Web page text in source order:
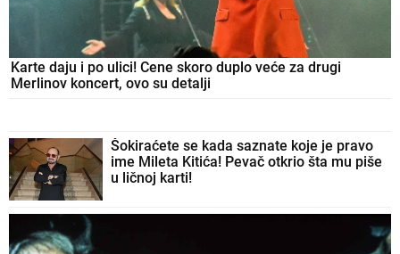
Karte daju i po ulici! Cene skoro duplo veće za drugi
Merlinov koncert, ovo su detalji
Šokiraćete se kada saznate koje je pravo
ime Mileta Kitića! Pevač otkrio šta mu piše
u ličnoj karti!